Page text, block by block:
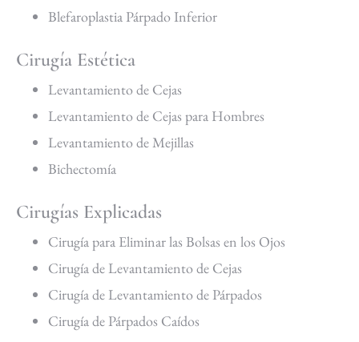
Blefaroplastia Párpado Inferior
Cirugía Estética
Levantamiento de Cejas
Levantamiento de Cejas para Hombres
Levantamiento de Mejillas
Bichectomía
Cirugías Explicadas
Cirugía para Eliminar las Bolsas en los Ojos
Cirugía de Levantamiento de Cejas
Cirugía de Levantamiento de Párpados
Cirugía de Párpados Caídos